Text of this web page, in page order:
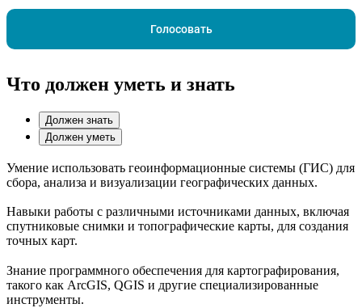
Голосовать
Что должен уметь и знать
Должен знать
Должен уметь
Умение использовать геоинформационные системы (ГИС) для
сбора, анализа и визуализации географических данных.
Навыки работы с различными источниками данных, включая
спутниковые снимки и топографические карты, для создания
точных карт.
Знание программного обеспечения для картографирования,
такого как ArcGIS, QGIS и другие специализированные
инструменты.